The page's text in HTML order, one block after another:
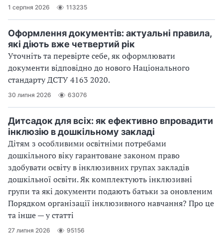
1 серпня 2026 113235
Оформлення документів: актуальні правила,
які діють вже четвертий рік
Уточніть та перевірте себе, як оформлювати
документи відповідно до нового Націо­нального
стандарту ДСТУ 4163 2020.
30 липня 2026 63076
Дитсадок для всіх: як ефективно впровадити
інклюзію в дошкільному закладі
Дітям з особливими освітніми потребами
дошкільного віку гарантоване законом право
здобувати освіту в інклюзивних групах закладів
дошкільної освіти. Як комплектують інклюзивні
групи та які документи подають батьки за оновленим
Порядком організації інклюзивного навчання? Про це
та інше — у статті
27 липня 2026 95156